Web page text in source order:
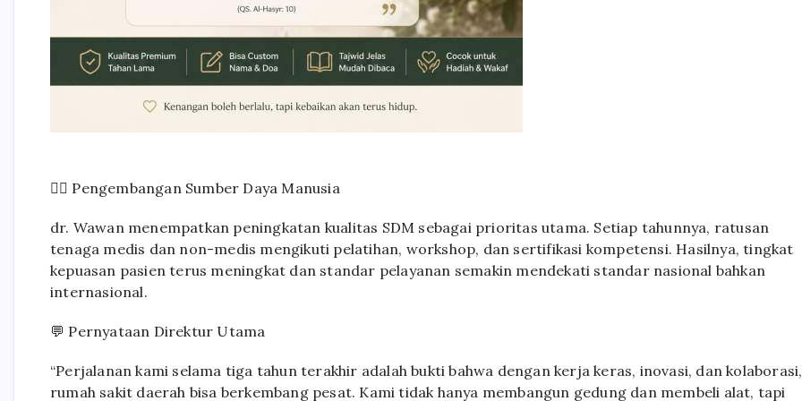
👨‍⚕️ Pengembangan Sumber Daya Manusia
dr. Wawan menempatkan peningkatan kualitas SDM sebagai prioritas utama. Setiap tahunnya, ratusan
tenaga medis dan non-medis mengikuti pelatihan, workshop, dan sertifikasi kompetensi. Hasilnya, tingkat
kepuasan pasien terus meningkat dan standar pelayanan semakin mendekati standar nasional bahkan
internasional.
💬 Pernyataan Direktur Utama
“Perjalanan kami selama tiga tahun terakhir adalah bukti bahwa dengan kerja keras, inovasi, dan kolaborasi,
rumah sakit daerah bisa berkembang pesat. Kami tidak hanya membangun gedung dan membeli alat, tapi